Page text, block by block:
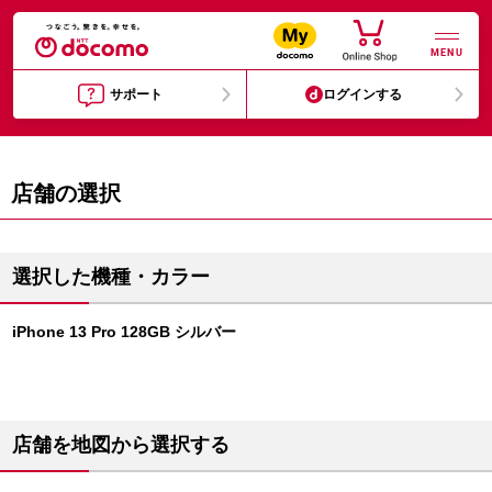
MENU
サポート ログインする
店舗の選択
選択した機種・カラー
iPhone 13 Pro 128GB シルバー
店舗を地図から選択する